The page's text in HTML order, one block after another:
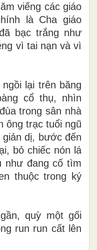
viếng các giáo
là Cha giáo
bạc trắng như
vì tai nạn và vì
lại trên băng
cổ thụ, nhìn
trong sân nhà
ông trạc tuổi ngũ
dị, bước đến
bỏ chiếc nón lá
như đang cố tìm
thuộc trong ký
quỳ một gối
run run cất lên